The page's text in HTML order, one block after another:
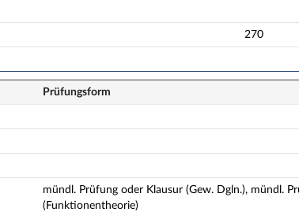
270
Prüfungsform
mündl. Prüfung oder Klausur (Gew. Dgln.), mündl.
(Funktionentheorie)